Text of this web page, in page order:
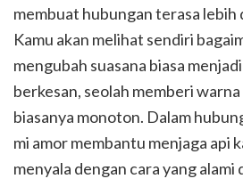
membuat hubungan terasa lebih
Kamu akan melihat sendiri
mengubah suasana biasa
berkesan, seolah memberi
biasanya monoton. Dalam
mi amor membantu menjaga api
menyala dengan cara yang